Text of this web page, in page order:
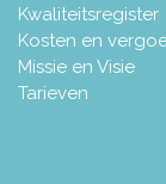
Kwaliteitsregister
Kosten en
Missie en Visie
Tarieven